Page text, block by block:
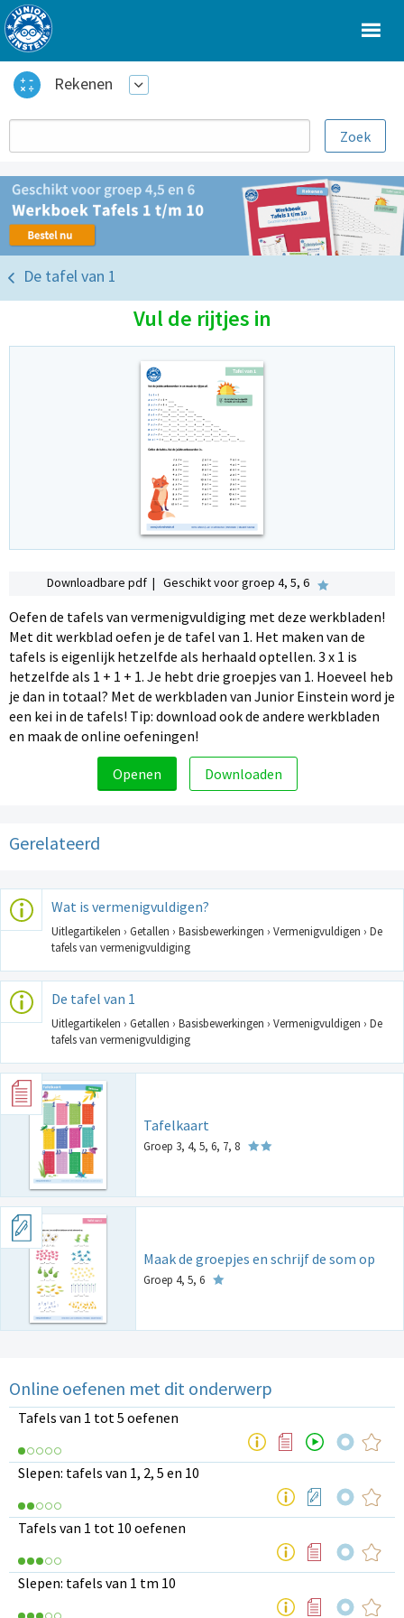
Rekenen
De tafel van 1
Vul de rijtjes in
Downloadbare pdf | Geschikt voor groep 4, 5, 6
Oefen de tafels van vermenigvuldiging met deze werkbladen!
Met dit werkblad oefen je de tafel van 1. Het maken van de
tafels is eigenlijk hetzelfde als herhaald optellen. 3 x 1 is
hetzelfde als 1 + 1 + 1. Je hebt drie groepjes van 1. Hoeveel heb
je dan in totaal? Met de werkbladen van Junior Einstein word je
een kei in de tafels! Tip: download ook de andere werkbladen
en maak de online oefeningen!
Openen Downloaden
Gerelateerd
Wat is vermenigvuldigen?
Uitlegartikelen › Getallen › Basisbewerkingen › Vermenigvuldigen › De
tafels van vermenigvuldiging
De tafel van 1
Uitlegartikelen › Getallen › Basisbewerkingen › Vermenigvuldigen › De
tafels van vermenigvuldiging
Tafelkaart
Groep 3, 4, 5, 6, 7, 8
Maak de groepjes en schrijf de som op
Groep 4, 5, 6
Online oefenen met dit onderwerp
Tafels van 1 tot 5 oefenen
Slepen: tafels van 1, 2, 5 en 10
Tafels van 1 tot 10 oefenen
Slepen: tafels van 1 tm 10